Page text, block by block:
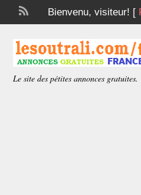
Bienvenu, visiteur! [
Le site des pétites annonces gratuites.